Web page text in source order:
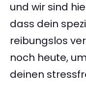
und wir sind
dass dein
reibungslos
noch heute,
deinen